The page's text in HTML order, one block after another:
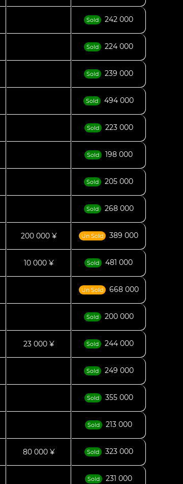
Sold 242 000
Sold 224 000
Sold 239 000
Sold 494 000
Sold 223 000
Sold 198 000
Sold 205 000
Sold 268 000
200 000 ¥ Un Sold 389 000
10 000 ¥ Sold 481 000
Un Sold 668 000
Sold 200 000
23 000 ¥ Sold 244 000
Sold 249 000
Sold 355 000
Sold 213 000
80 000 ¥ Sold 323 000
Sold 231 000